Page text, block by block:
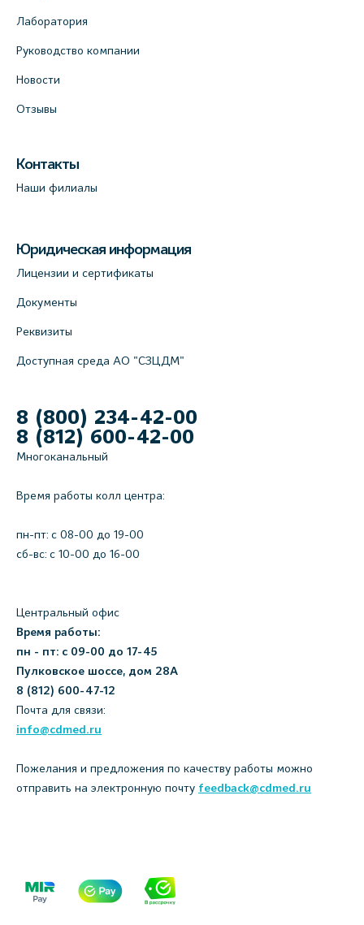
Лаборатория
Руководство компании
Новости
Отзывы
Контакты
Наши филиалы
Юридическая информация
Лицензии и сертификаты
Документы
Реквизиты
Доступная среда АО "СЗЦДМ"
8 (800) 234-42-00
8 (812) 600-42-00
Многоканальный
Время работы колл центра:
пн-пт: c 08-00 до 19-00
сб-вс: с 10-00 до 16-00
Центральный офис
Время работы:
пн - пт: с 09-00 до 17-45
Пулковское шоссе, дом 28А
8 (812) 600-47-12
Почта для связи:
info@cdmed.ru
Пожелания и предложения по качеству работы можно
отправить на электронную почту feedback@cdmed.ru